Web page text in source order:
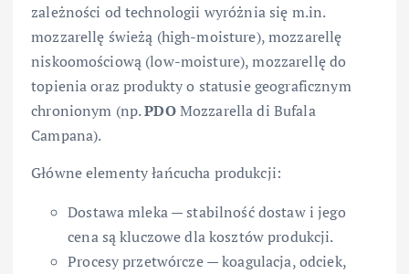
zależności od technologii wyróżnia się m.in.
mozzarellę świeżą (high-moisture), mozzarellę
niskoomościową (low-moisture), mozzarellę do
topienia oraz produkty o statusie geograficznym
chronionym (np.PDOMozzarella di Bufala
Campana).
Główne elementy łańcucha produkcji:
Dostawa mleka — stabilność dostaw i jego
cena są kluczowe dla kosztów produkcji.
Procesy przetwórcze — koagulacja, odciek,